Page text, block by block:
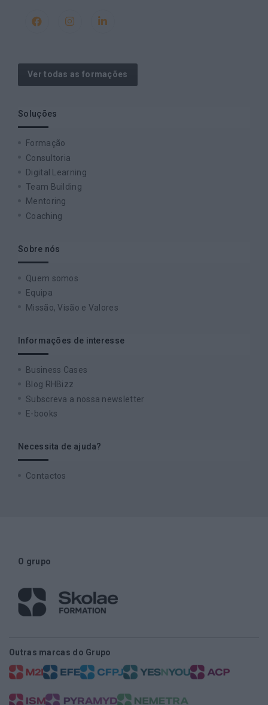
Ver todas as formações
Soluções
Formação
Consultoria
Digital Learning
Team Building
Mentoring
Coaching
Sobre nós
Quem somos
Equipa
Missão, Visão e Valores
Informações de interesse
Business Cases
Blog RHBizz
Subscreva a nossa newsletter
E-books
Necessita de ajuda?
Contactos
O grupo
Outras marcas do Grupo